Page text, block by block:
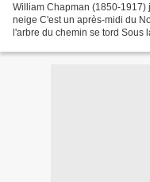
William Chapman (1850-1917)
neige C'est un après-midi du
l'arbre du chemin se tord Sous